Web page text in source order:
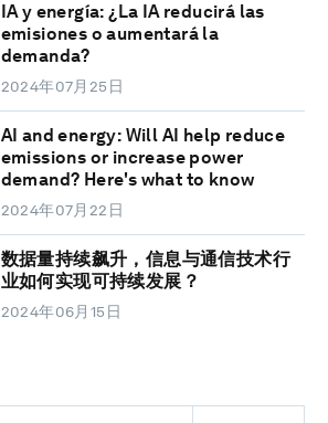
IA y energía: ¿La IA reducirá las
emisiones o aumentará la
demanda?
2024年07月25日
AI and energy: Will AI help reduce
emissions or increase power
demand? Here's what to know
2024年07月22日
数据量持续飙升，信息与通信技术行
业如何实现可持续发展？
2024年06月15日